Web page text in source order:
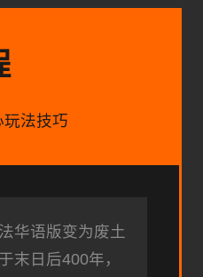
玩法技巧
华语版变为废土
末日后400年，